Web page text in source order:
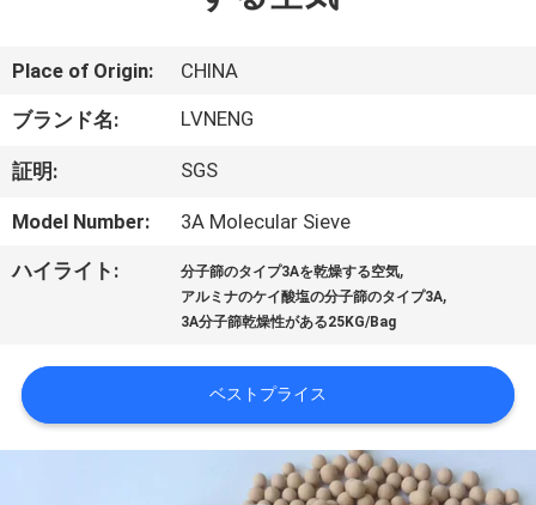
製
品
動
画
シ
ョ
Place of Origin: CHINA
ブランド名: LVNENG
証明: SGS
Model Number: 3A Molecular Sieve
ハイライト: 分子篩のタイプ3Aを乾燥する空気,
アルミナのケイ酸塩の分子篩のタイプ3A,
3A分子篩乾燥性がある25KG/Bag
ベストプライス